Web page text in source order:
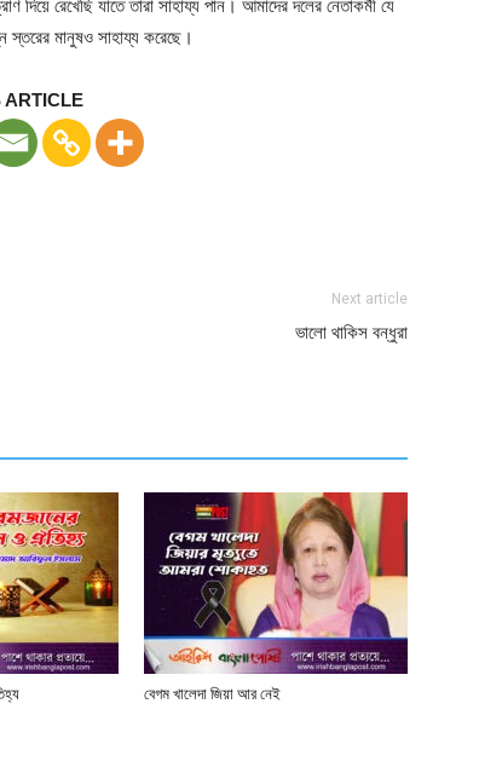
রেখেছি যাতে তারা সাহায্য পান। আমাদের দলের নেতাকর্মী যে
স্তরের মানুষও সাহায্য করেছে।
ARTICLE
Next article
ভালো থাকিস বন্ধুরা
বেগম খালেদা জিয়া আর নেই